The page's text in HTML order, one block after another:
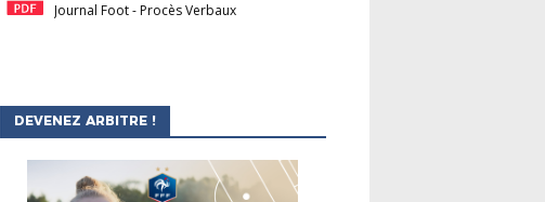
Journal Foot- Procès Verbaux
DEVENEZ ARBITRE !